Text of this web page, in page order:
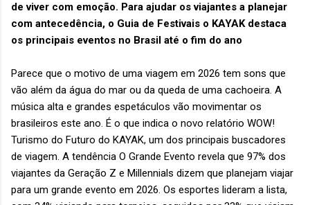
de viver com emoção. Para ajudar os viajantes a planejar
com antecedência, o Guia de Festivais o KAYAK destaca
os principais eventos no Brasil até o fim do ano
Parece que o motivo de uma viagem em 2026 tem sons que
vão além da água do mar ou da queda de uma cachoeira. A
música alta e grandes espetáculos vão movimentar os
brasileiros este ano. É o que indica o novo relatório WOW!
Turismo do Futuro do KAYAK, um dos principais buscadores
de viagem. A tendência O Grande Evento revela que 97% dos
viajantes da Geração Z e Millennials dizem que planejam viajar
para um grande evento em 2026. Os esportes lideram a lista,